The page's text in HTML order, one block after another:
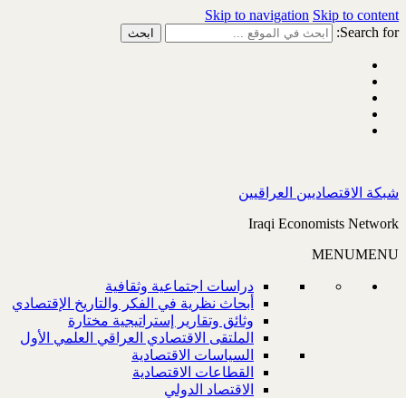
Skip to navigation Skip to content
Search for:
شبكة الاقتصاديين العراقيين
Iraqi Economists Network
MENUMENU
دراسات اجتماعية وثقافية
أبحاث نظرية في الفكر والتاريخ الإقتصادي
وثائق وتقارير إستراتيجية مختارة
الملتقى الاقتصادي العراقي العلمي الأول
السياسات الاقتصادية
القطاعات الاقتصادية
الاقتصاد الدولي